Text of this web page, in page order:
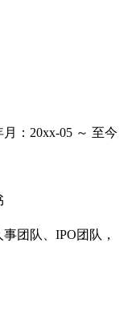
：20xx-05 ～ 至今
团队、IPO团队，